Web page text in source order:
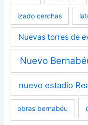
izado cerchas
Nuevas torres de
Nuevo
nuevo estadio
obras bernabéu